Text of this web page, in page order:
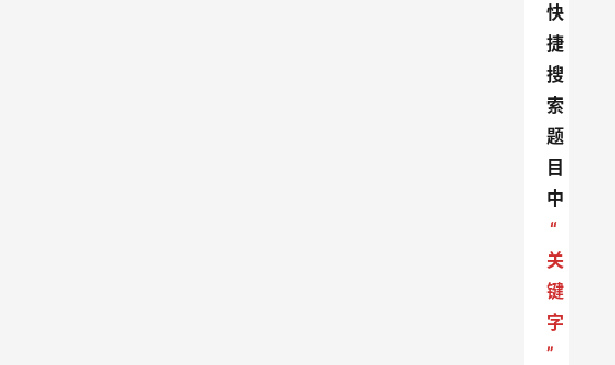
快
捷
搜
索
题
目
中
“
关
键
字
”